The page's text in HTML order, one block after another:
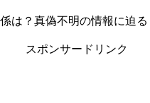
は？真偽不明の情報に迫る
スポンサードリンク